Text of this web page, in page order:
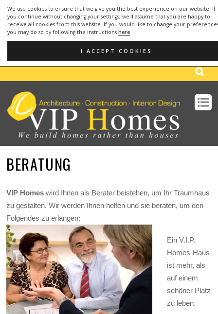
We use cookies to ensure that we give you the best experience on our website. If
you continue without changing your settings, we'll assume that you are happy to
receive all cookies from this website. If you would like to change your
you may do so by following the instructions here
I ACCEPT COOKIES
(+34) - MOBILE: (+34)
099
BERATUNG
VIP Homes wird Ihnen als Berater beistehen, um Ihr Traumhaus
zu gestalten. Wir werden Ihnen helfen und sie beraten, um den
Folgendes zu erlangen:
Ein V.I.P.
Homes-Haus
ist mehr, als
auf einem
schöner Platz
zu leben.